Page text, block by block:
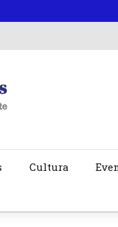
Cultura